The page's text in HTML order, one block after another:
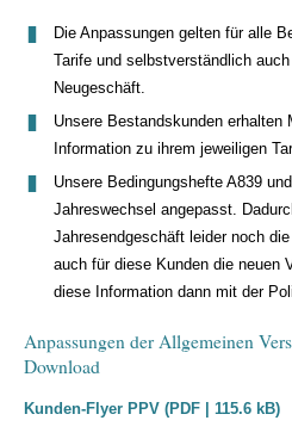
Die Anpassungen gelten für alle
Tarife und selbstverständlich
Neugeschäft.
Unsere Bestandskunden erhalten
Information zu ihrem jeweiligen
Unsere Bedingungshefte A839
Jahreswechsel angepasst.
Jahresendgeschäft leider noch
auch für diese Kunden die neuen
diese Information dann mit der
Anpassungen der Allgemeinen
Download
Kunden-Flyer PPV (PDF | 115.6 kB)